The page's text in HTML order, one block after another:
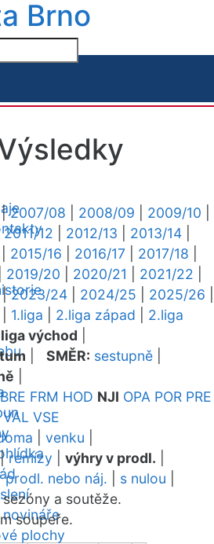
Brno
novináře
plochy
2007/08 2008/09 2009/10
2011/12 2012/13 2013/14
2015/16 2016/17 2017/18
2019/20 2020/21 2021/22
|2023/24 2024/25 2025/26
1.liga 2.liga západ
2.liga
východ
SMĚR: sestupně
BRE FRM HOD NJI OPA POR PRE
VAL VSE
venku
remízy výhry v prodl.
prodl. nebo náj. s nulou
a soutěže.
soupeře.